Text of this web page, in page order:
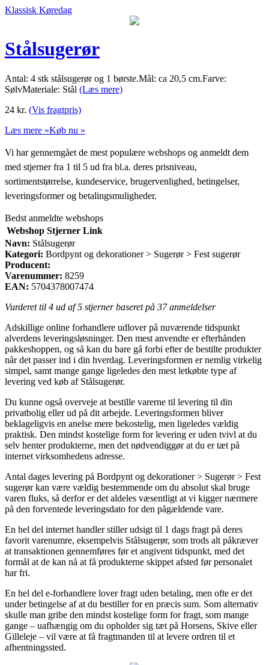
Klassisk Køredag
Stålsugerør
Antal: 4 stk stålsugerør og 1 børste.Mål: ca 20,5 cm.Farve:
SølvMateriale: Stål (Læs mere)
24 kr. (Vis fragtpris)
Læs mere »Køb nu »
Vi har gennemgået de mest populære webshops og anmeldt dem
med stjerner fra 1 til 5 ud fra bl.a. deres prisniveau,
sortimentstørrelse, kundeservice, brugervenlighed, betingelser,
leveringsformer og betalingsmuligheder.
Bedst anmeldte webshops
Webshop Stjerner Link
Navn: Stålsugerør
Kategori: Bordpynt og dekorationer > Sugerør > Fest sugerør
Producent:
Varenummer: 8259
EAN: 5704378007474
Vurderet til 4 ud af 5 stjerner baseret på 37anmeldelser
Adskillige online forhandlere udlover på nuværende tidspunkt
alverdens leveringsløsninger. Den mest anvendte er efterhånden
pakkeshoppen, og så kan du bare gå forbi efter de bestilte produkter
når det passer ind i din hverdag. Leveringsformen er nemlig virkelig
simpel, samt mange gange ligeledes den mest letkøbte type af
levering ved køb af Stålsugerør.
Du kunne også overveje at bestille varerne til levering til din
privatbolig eller ud på dit arbejde. Leveringsformen bliver
beklageligvis en anelse mere bekostelig, men ligeledes vældig
praktisk. Den mindst kostelige form for levering er uden tvivl at du
selv henter produkterne, men det nødvendiggør at du er tæt på
internet virksomhedens adresse.
Antal dages levering på Bordpynt og dekorationer > Sugerør > Fest
sugerør kan være vældig bestemmende om du absolut skal bruge
varen fluks, så derfor er det aldeles væsentligt at vi kigger nærmere
på den forventede leveringsdato for den pågældende vare.
En hel del internet handler stiller udsigt til 1 dags fragt på deres
favorit varenumre, eksempelvis Stålsugerør, som trods alt påkræver
at transaktionen gennemføres før et angivent tidspunkt, med det
formål at de kan nå at få produkterne skippet afsted før personalet
har fri.
En hel del e-forhandlere lover fragt uden betaling, men ofte er det
under betingelse af at du bestiller for en præcis sum. Som alternativ
skulle man gribe den mindst kostelige form for fragt, som mange
gange – uafhængig om du opholder sig tæt på Horsens, Skive eller
Gilleleje – vil være at få fragtmanden til at levere ordren til et
afhentningssted.